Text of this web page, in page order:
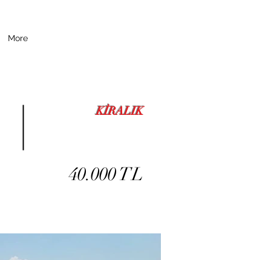
More
KİRALIK
40.000 TL